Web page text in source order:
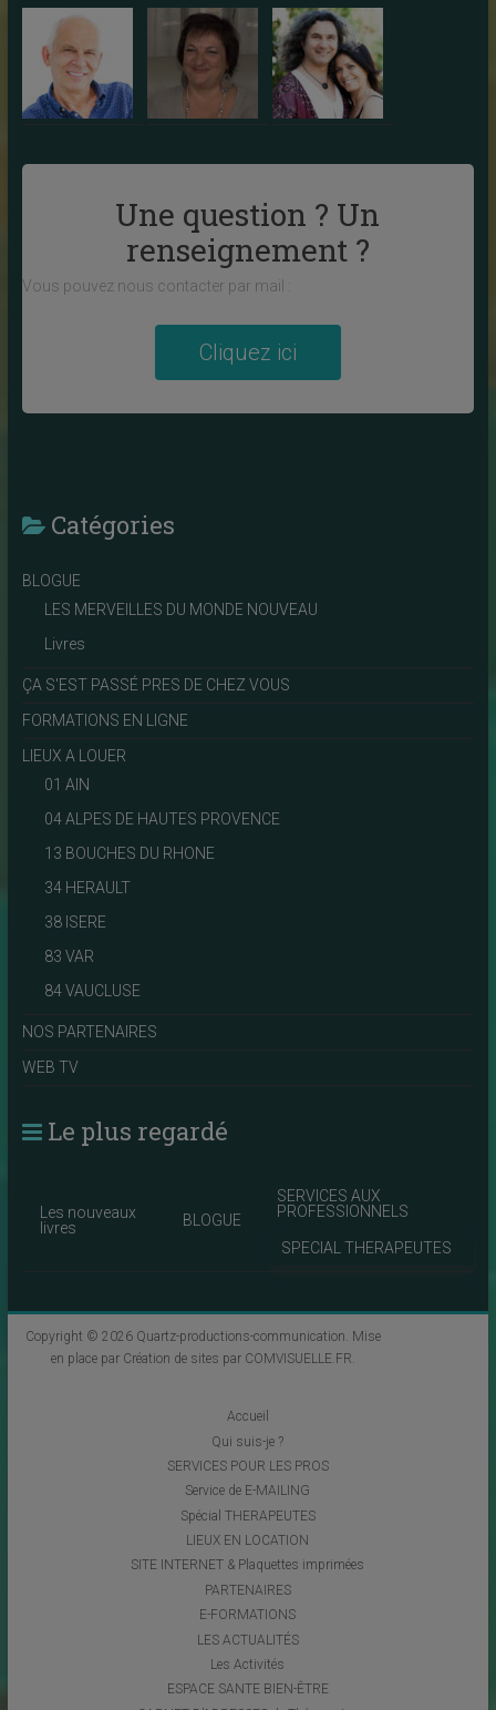
Une question ? Un
renseignement ?
Vous pouvez nous contacter par mail :
Cliquez ici
Catégories
BLOGUE
LES MERVEILLES DU MONDE NOUVEAU
Livres
ÇA S'EST PASSÉ PRES DE CHEZ VOUS
FORMATIONS EN LIGNE
LIEUX A LOUER
01 AIN
04 ALPES DE HAUTES PROVENCE
13 BOUCHES DU RHONE
34 HERAULT
38 ISERE
83 VAR
84 VAUCLUSE
NOS PARTENAIRES
WEB TV
Le plus regardé
Les nouveaux
livres
BLOGUE
SERVICES AUX
PROFESSIONNELS
SPECIAL THERAPEUTES
Copyright © 2026 Quartz-productions-communication. Mise
en place par Création de sites par COMVISUELLE.FR.
Accueil
Qui suis-je ?
SERVICES POUR LES PROS
Service de E-MAILING
Spécial THERAPEUTES
LIEUX EN LOCATION
SITE INTERNET & Plaquettes imprimées
PARTENAIRES
E-FORMATIONS
LES ACTUALITÉS
Les Activités
ESPACE SANTE BIEN-ÊTRE